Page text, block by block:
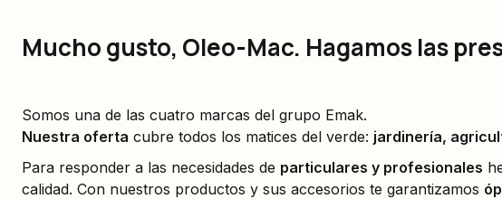
Mucho gusto, Oleo-Mac. Hagamos las
Somos una de las cuatro marcas del grupo Emak.
Nuestra oferta cubre todos los matices del verde: jardinería,
Para responder a las necesidades de particulares y profesionales
calidad. Con nuestros productos y sus accesorios te garantizamos